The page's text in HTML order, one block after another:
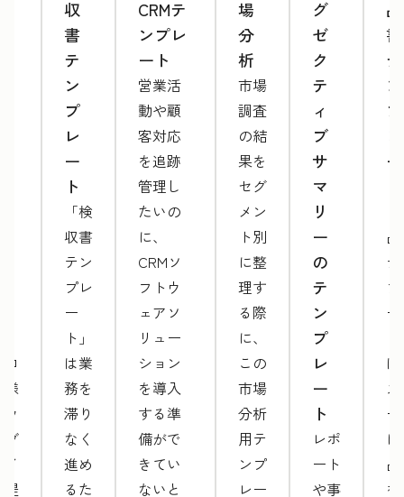
様
ブ
提
収
書
テ
ン
プ
レ
ー
ト
「検
収書
テン
プレ
ー
ト」
は業
務を
滞り
なく
進め
るた
CRMテ
ンプレ
ート
営業活
動や顧
客対応
を追跡
管理し
たいの
に、
CRMソ
フトウ
ェアソ
リュー
ション
を導入
する準
備がで
きてい
ないと
場
分
析
市場
調査
の結
果を
セグ
メン
ト別
に整
理す
る際
に、
この
市場
分析
用テ
ンプ
レー
グ
ゼ
ク
テ
ィ
ブ
サ
マ
リ
ー
の
テ
ン
プ
レ
ー
ト
レポ
ート
や事
品
書
テ
ン
プ
ー
ー